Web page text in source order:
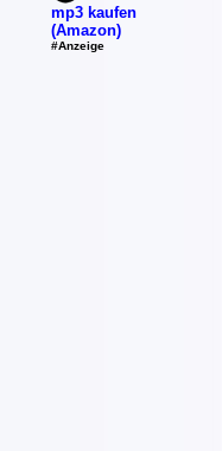
mp3 kaufen
(Amazon)
#Anzeige